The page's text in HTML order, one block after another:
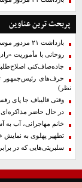
پربحث ترین عناوین
بازداشت ۲۱ مزدور موساد و ۴ شرور مسلح توسط وزارت اطلاعات
روحانی با مأموریت
جاده‌صاف‌کنی
حرف‌های رئیس‌جمهور
نظر)
وقتی قالیباف جا پای
در حال حاضر مذاکره‌ای
خانم مهاجرانی، آب به
تطهیر پهلوی به نمایش
سلبریتی‌هایی که در